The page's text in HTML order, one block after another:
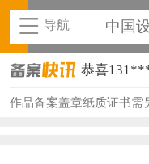
导航 中国
恭喜
恭喜
作品备案盖章纸质证书需